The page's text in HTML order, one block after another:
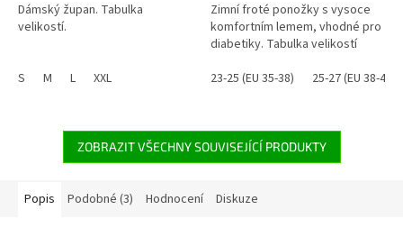
Dámský župan. Tabulka
velikostí.
S M L XXL
Zimní froté ponožky s vysoce
komfortním lemem, vhodné pro
diabetiky. Tabulka velikostí
23-25 (EU 35-38)
25-27 (EU 38-41)
ZOBRAZIT VŠECHNY SOUVISEJÍCÍ PRODUKTY
Popis Podobné (3) Hodnocení Diskuze